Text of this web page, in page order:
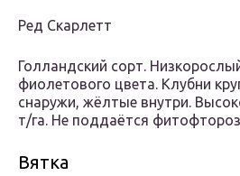
Ред Скарлетт
Голландский сорт.
фиолетового цвета. Клубни
снаружи, жёлтые внутри.
т/га. Не поддаётся
Вятка